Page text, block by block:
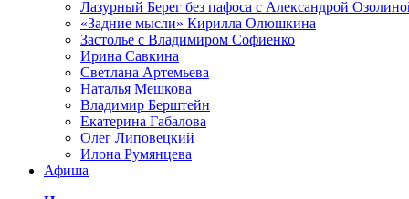
Лазурный Берег без пафоса с Александрой
«Задние мысли» Кирилла Олюшкина
Застолье с Владимиром Софиенко
Ирина Савкина
Светлана Артемьева
Наталья Мешкова
Владимир Берштейн
Екатерина Габалова
Олег Липовецкий
Илона Румянцева
Афиша